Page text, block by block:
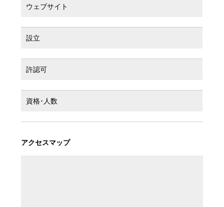
ウェブサイト
設立
許認可
資格･人数
アクセスマップ